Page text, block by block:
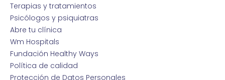
Terapias y tratamientos
Psicólogos y psiquiatras
Abre tu clínica
Wm Hospitals
Fundación Healthy Ways
Política de calidad
Protección de Datos Personales